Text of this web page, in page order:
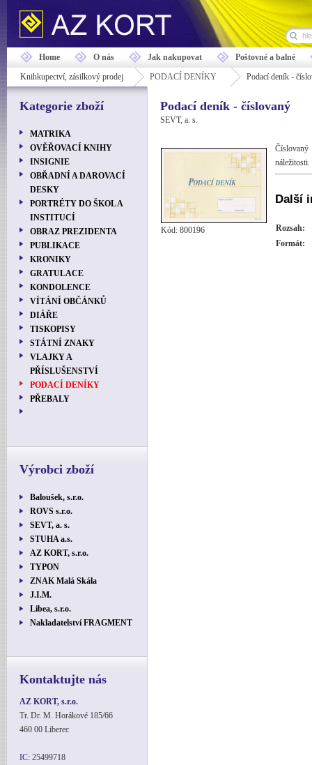
Home O nás Jak nakupovat
Poštovné a balné
Knihkupectví, zásilkový prodej
PODACÍ DENÍKY Podací deník -
Kategorie zboží
MATRIKA
OVĚŘOVACÍ KNIHY
INSIGNIE
OBŘADNÍ A DAROVACÍ
DESKY
PORTRÉTY DO ŠKOL A
INSTITUCÍ
OBRAZ PREZIDENTA
PUBLIKACE
KRONIKY
GRATULACE
KONDOLENCE
VÍTÁNÍ OBČÁNKŮ
DIÁŘE
TISKOPISY
STÁTNÍ ZNAKY
VLAJKY A
PŘÍSLUŠENSTVÍ
PODACÍ DENÍKY
PŘEBALY
Výrobci zboží
Baloušek, s.r.o.
ROVS s.r.o.
SEVT, a. s.
STUHA a.s.
AZ KORT, s.r.o.
TYPON
ZNAK Malá Skála
J.I.M.
Libea, s.r.o.
Nakladatelství FRAGMENT
Kontaktujte nás
AZ KORT, s.r.o.
Tr. Dr. M. Horákové 185/66
460 00 Liberec
IC: 25499718
Podací deník - číslovaný
SEVT, a. s.
Kód: 800196
náležitosti.
Další
Rozsah:
Formát: